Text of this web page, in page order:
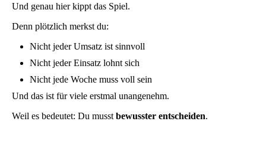
Und genau hier kippt das Spiel.
Denn plötzlich merkst du:
Nicht jeder Umsatz ist sinnvoll
Nicht jeder Einsatz lohnt sich
Nicht jede Woche muss voll sein
Und das ist für viele erstmal unangenehm.
Weil es bedeutet: Du musst bewusster entscheiden.